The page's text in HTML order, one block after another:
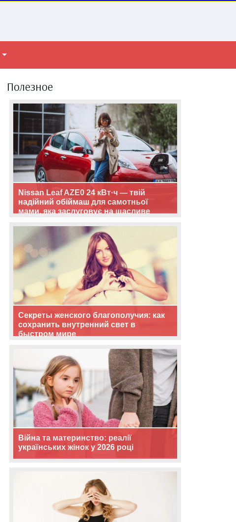
Полезное
Nissan Leaf AZE0 24 кВт·ч — твій
надійний обіймаш для самотньої
мами, яка заслуговує на щасливе
Секреты женского благополучия: как
сохранить внутренний свет в
быстром мире
Війна та материнство: реалії
українських жінок у 2026 році